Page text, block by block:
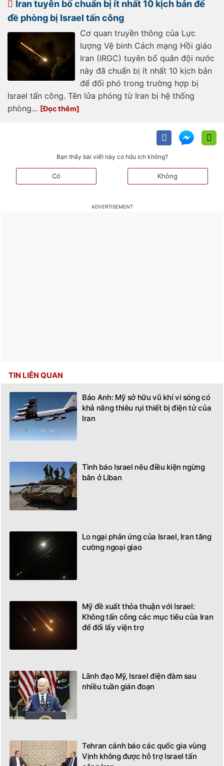
Iran tuyên bố chuẩn bị ít nhất 10 kịch bản để
đề phòng bị Israel tấn công
Cơ quan truyền thông của Lực
lượng Vệ binh Cách mạng Hồi giáo
Iran (IRGC) tuyên bố quân đội nước
này đã chuẩn bị ít nhất 10 kịch bản
để đối phó trong trường hợp bị
Israel tấn công. Tên lửa phóng từ Iran bị hệ thống
phòng...
Bạn thấy bài viết này có hữu ích không?
Có Không
khả năng thiêu rụi thiết bị điện tử của
Iran
bắn ở Liban
cường ngoại giao
Không tấn công các mục tiêu của Iran
để đổi lấy viện trợ
nhiều tuần gián đoạn
Vịnh không được hỗ trợ Israel tấn
công Iran